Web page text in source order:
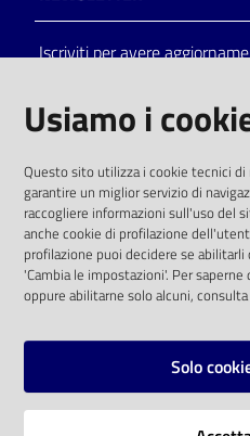
Iscriviti per avere
solo alle condizioni previste
comunitaria 2003/98/CE e
SOCIAL
Instagram
Usiamo i
Questo sito utilizza i cookie tecnici di
garantire un miglior servizio di
raccogliere informazioni sull'uso del
anche cookie di profilazione
profilazione puoi decidere se
'Cambia le impostazioni'. Per
oppure abilitarne solo alcuni,
Solo